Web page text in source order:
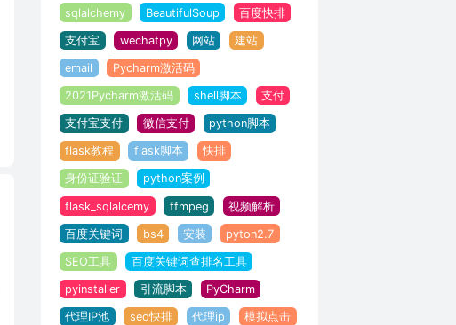
sqlalchemy BeautifulSoup 百度快排
支付宝 wechatpy 网站 建站
email Pycharm激活码
2021Pycharm激活码 shell脚本 支付
支付宝支付 微信支付 python脚本
flask教程 flask脚本 快排
身份证验证 python案例
flask_sqlalcemy ffmpeg 视频解析
百度关键词 bs4 安装 pyton2.7
SEO工具 百度关键词查排名工具
pyinstaller 引流脚本 PyCharm
代理IP池 seo快排 代理ip 模拟点击